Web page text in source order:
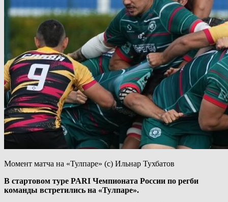
Момент матча на «Тулпаре» (с) Ильнар Тухбатов
В стартовом туре PARI Чемпионата России по регби
команды встретились на «Тулпаре».